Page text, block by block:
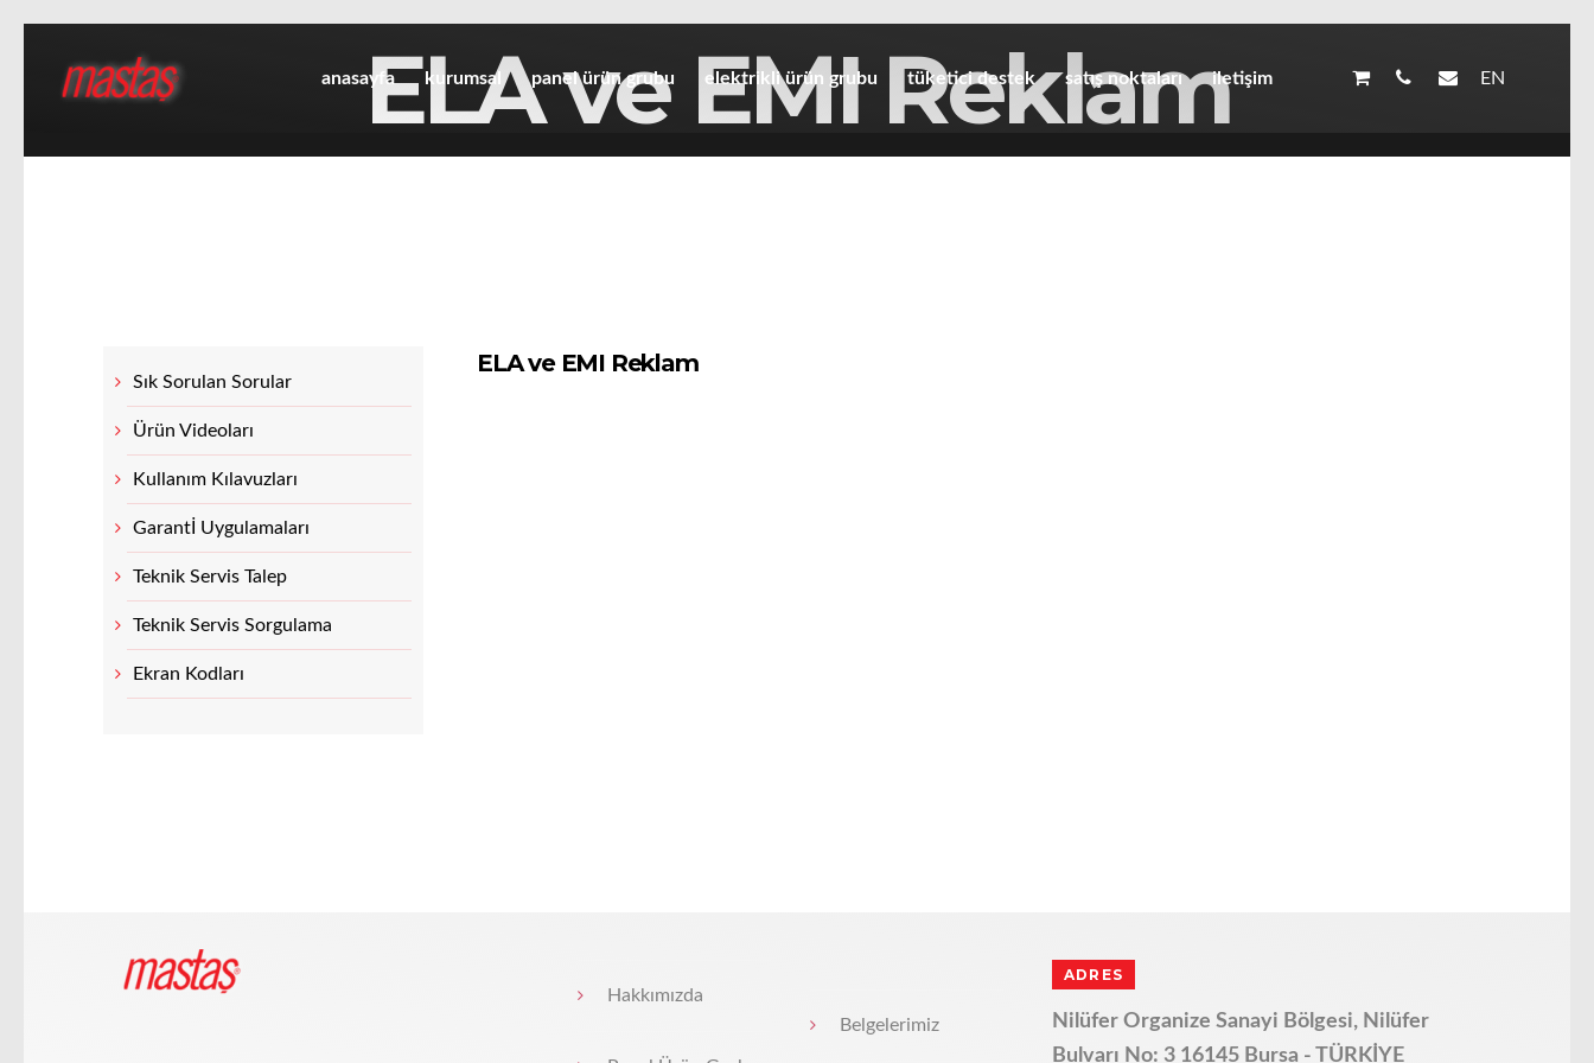
anasayfa kurumsal panel ürün grubu elektrikli ürün grubu tüketici destek satış noktaları iletişim EN
ELA ve EMI Reklam
Sık Sorulan Sorular
Ürün Videoları
Kullanım Kılavuzları
Garantİ Uygulamaları
Teknik Servis Talep
Teknik Servis Sorgulama
Ekran Kodları
ELA ve EMI Reklam
Hakkımızda
Belgelerimiz
ADRES
Nilüfer Organize Sanayi Bölgesi, Nilüfer
Bulvarı No: 3 16145 Bursa - TÜRKİYE